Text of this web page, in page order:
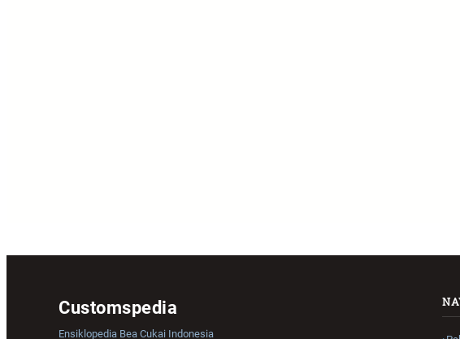
Customspedia
Ensiklopedia Bea Cukai Indonesia